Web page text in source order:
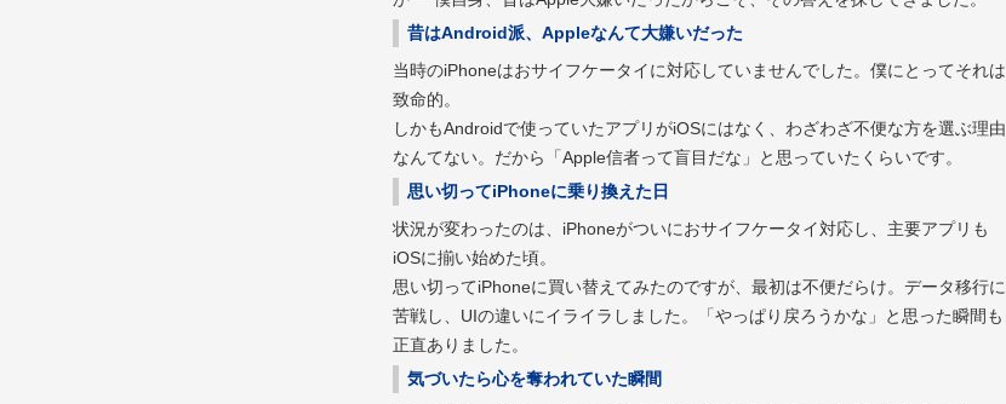
昔はAndroid派、Appleなんて大嫌いだった
当時のiPhoneはおサイフケータイに対応していませんでした。僕にとってそれは
致命的。
しかもAndroidで使っていたアプリがiOSにはなく、わざわざ不便な方を選ぶ理由
なんてない。だから「Apple信者って盲目だな」と思っていたくらいです。
思い切ってiPhoneに乗り換えた日
状況が変わったのは、iPhoneがついにおサイフケータイ対応し、主要アプリも
iOSに揃い始めた頃。
思い切ってiPhoneに買い替えてみたのですが、最初は不便だらけ。データ移行に
苦戦し、UIの違いにイライラしました。「やっぱり戻ろうかな」と思った瞬間も
正直ありました。
気づいたら心を奪われていた瞬間